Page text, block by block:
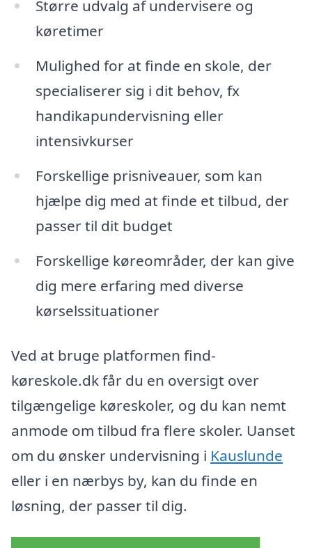
Større udvalg af undervisere og
køretimer
Mulighed for at finde en skole, der
specialiserer sig i dit behov, fx
handikapundervisning eller
intensivkurser
Forskellige prisniveauer, som kan
hjælpe dig med at finde et tilbud, der
passer til dit budget
Forskellige køreområder, der kan give
dig mere erfaring med diverse
kørselssituationer
Ved at bruge platformen find-
køreskole.dk får du en oversigt over
tilgængelige køreskoler, og du kan nemt
anmode om tilbud fra flere skoler. Uanset
om du ønsker undervisning i Kauslunde
eller i en nærbys by, kan du finde en
løsning, der passer til dig.